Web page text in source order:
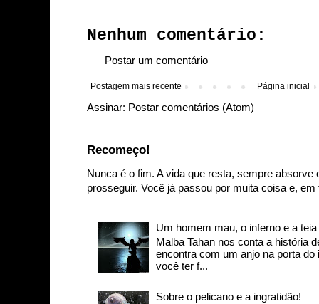
Nenhum comentário:
Postar um comentário
Postagem mais recente Página inicial
Assinar: Postar comentários (Atom)
Recomeço!
Nunca é o fim. A vida que resta, sempre
prosseguir. Você já passou por muita coisa e,
Um homem mau, o inferno e a
Malba Tahan nos conta a história
encontra com um anjo na porta do
você ter f...
Sobre o pelicano e a ingratidão!